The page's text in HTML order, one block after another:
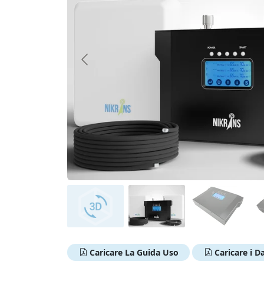
Caricare La Guida Uso Caricare i